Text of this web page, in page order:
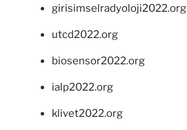
girisimselradyoloji2022.org
utcd2022.org
biosensor2022.org
ialp2022.org
klivet2022.org